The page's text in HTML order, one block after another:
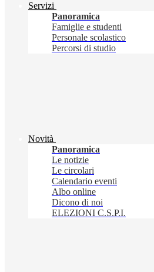
Servizi
Panoramica
Famiglie e studenti
Personale scolastico
Percorsi di studio
Novità
Panoramica
Le notizie
Le circolari
Calendario eventi
Albo online
Dicono di noi
ELEZIONI C.S.P.I.